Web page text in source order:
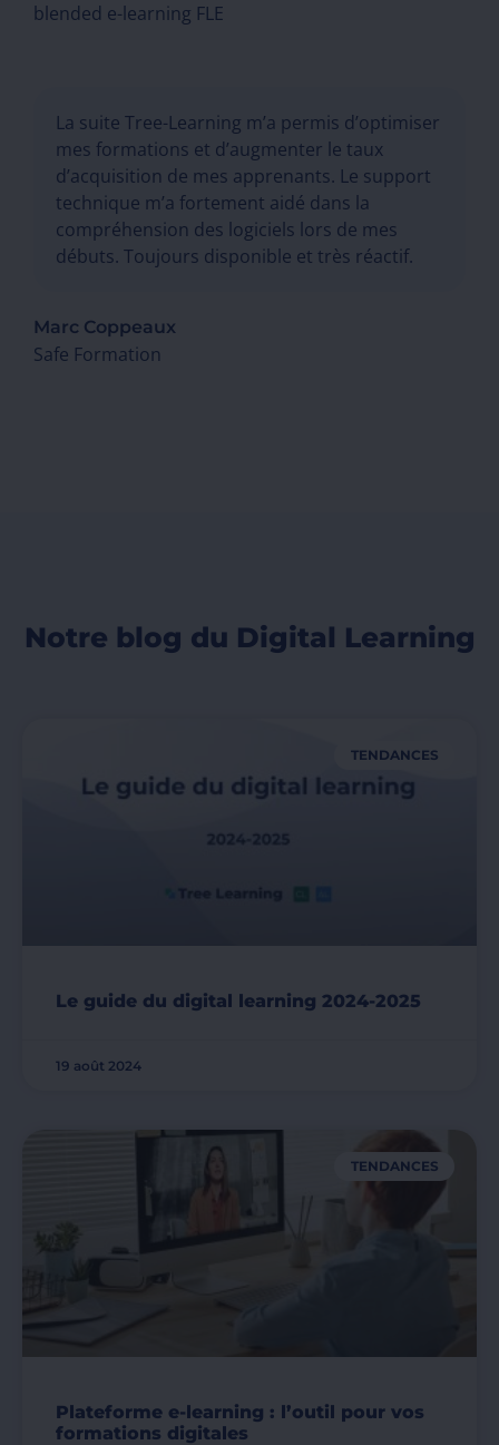
blended e-learning FLE
La suite Tree-Learning m’a permis d’optimiser
mes formations et d’augmenter le taux
d’acquisition de mes apprenants. Le support
technique m’a fortement aidé dans la
compréhension des logiciels lors de mes
débuts. Toujours disponible et très réactif.
Marc Coppeaux
Safe Formation
Notre blog du Digital Learning
TENDANCES
Le guide du digital learning 2024-2025
19 août 2024
TENDANCES
Plateforme e-learning : l’outil pour vos
formations digitales